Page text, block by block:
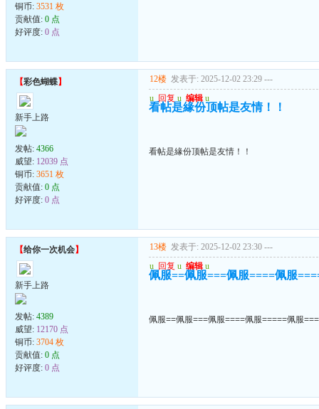
铜币: 3531 枚
贡献值: 0 点
好评度: 0 点
【彩色蝴蝶】
新手上路
发帖: 4366
威望: 12039 点
铜币: 3651 枚
贡献值: 0 点
好评度: 0 点
12楼 发表于: 2025-12-02 23:29 ---
u 回复 u 编辑 u
看帖是緣份顶帖是友情！！
看帖是緣份顶帖是友情！！
【给你一次机会】
新手上路
发帖: 4389
威望: 12170 点
铜币: 3704 枚
贡献值: 0 点
好评度: 0 点
13楼 发表于: 2025-12-02 23:30 ---
u 回复 u 编辑 u
佩服==佩服===佩服====佩服
佩服==佩服===佩服====佩服=====佩服